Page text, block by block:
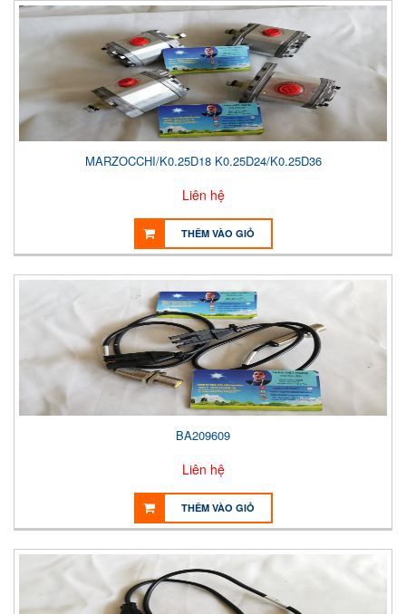
MARZOCCHI/K0.25D18 K0.25D24/K0.25D36
Liên hệ
THÊM VÀO GIỎ
BA209609
Liên hệ
THÊM VÀO GIỎ